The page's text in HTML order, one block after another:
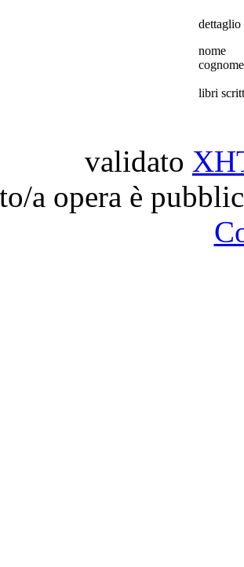
dettaglio
nome
cognome
libri
validato
a opera è